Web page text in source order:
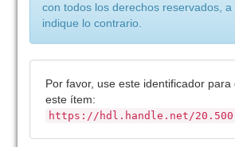
con todos los derechos reservados, a
indique lo contrario.
Por favor, use este identificador
este ítem:
https://hdl.handle.net/